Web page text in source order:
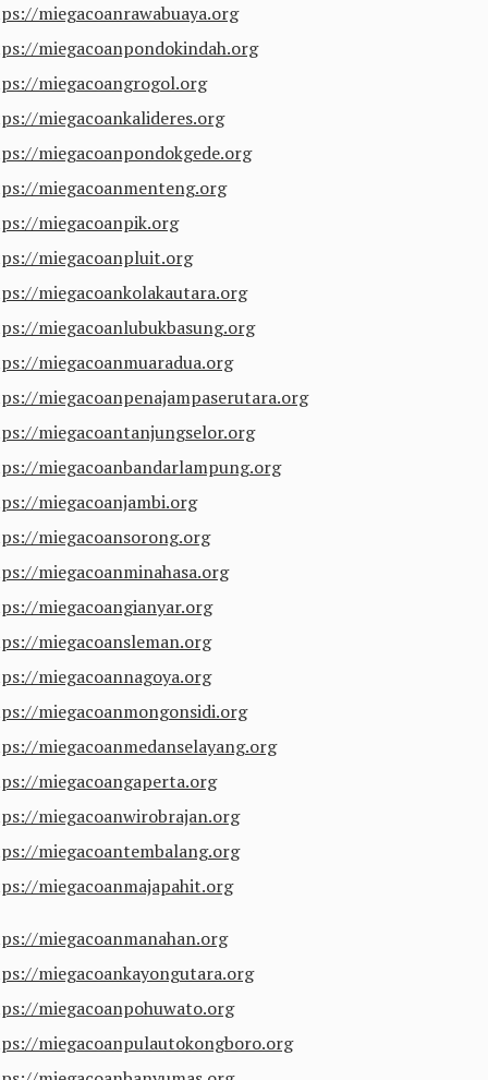
miegacoanrawabuaya.org
miegacoanpondokindah.org
miegacoangrogol.org
miegacoankalideres.org
miegacoanpondokgede.org
miegacoanmenteng.org
miegacoanpik.org
miegacoanpluit.org
miegacoankolakautara.org
miegacoanlubukbasung.org
miegacoanmuaradua.org
miegacoanpenajampaserutara.org
miegacoantanjungselor.org
miegacoanbandarlampung.org
miegacoanjambi.org
miegacoansorong.org
miegacoanminahasa.org
miegacoangianyar.org
miegacoansleman.org
miegacoannagoya.org
miegacoanmongonsidi.org
miegacoanmedanselayang.org
miegacoangaperta.org
miegacoanwirobrajan.org
miegacoantembalang.org
miegacoanmajapahit.org
miegacoanmanahan.org
miegacoankayongutara.org
miegacoanpohuwato.org
miegacoanpulautokongboro.org